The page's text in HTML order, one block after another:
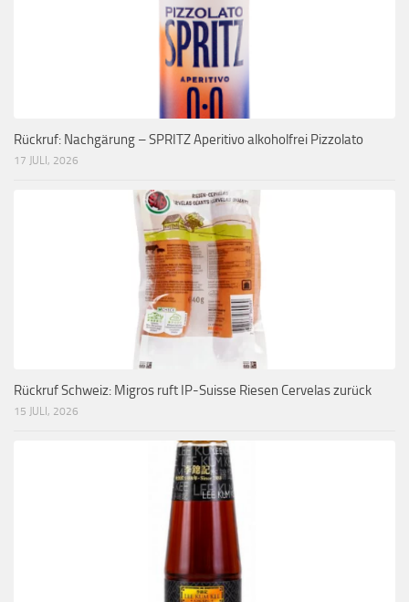
Rückruf: Nachgärung – SPRITZ Aperitivo alkoholfrei Pizzolato
17 JULI, 2026
Rückruf Schweiz: Migros ruft IP-Suisse Riesen Cervelas zurück
15 JULI, 2026